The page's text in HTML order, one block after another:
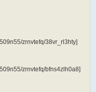
zrnvtefq/38vr_rl3hty]
zrnvtefq/bfns4zlh0a8]